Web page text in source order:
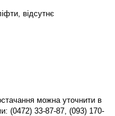
відсутнє
можна уточнити в
(0472) 33-87-87, (093) 170-